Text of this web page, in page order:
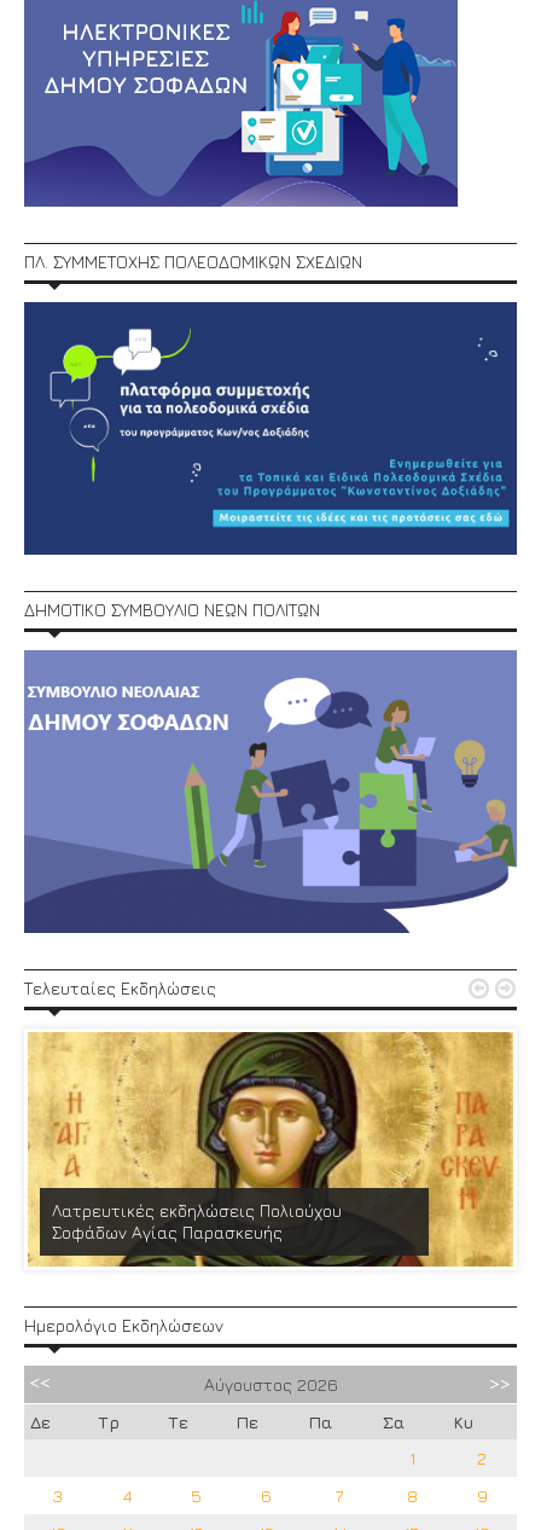
ΠΛ. ΣΥΜΜΕΤΟΧΗΣ ΠΟΛΕΟΔΟΜΙΚΩΝ ΣΧΕΔΙΩΝ
ΔΗΜΟΤΙΚΟ ΣΥΜΒΟΥΛΙΟ ΝΕΩΝ ΠΟΛΙΤΩΝ
Τελευταίες Εκδηλώσεις
Λατρευτικές εκδηλώσεις Πολιούχου
Σοφάδων Αγίας Παρασκευής
 
Ημερολόγιο Εκδηλώσεων
Αύγουστος 2026
Δε
Τρ Τε Πε Πα Σα
Κυ
1
2
3
4 5 6 7 8
9